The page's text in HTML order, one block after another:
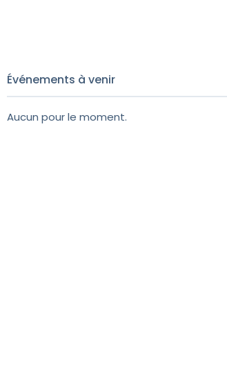
Goudreau
Événements à venir
Aucun pour le moment.